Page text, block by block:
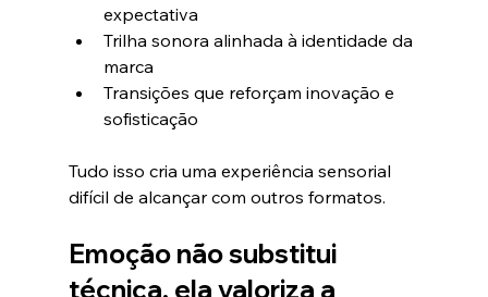
expectativa
Trilha sonora alinhada à identidade da
marca
Transições que reforçam inovação e
sofisticação
Tudo isso cria uma experiência sensorial
difícil de alcançar com outros formatos.
Emoção não substitui
técnica, ela valoriza a